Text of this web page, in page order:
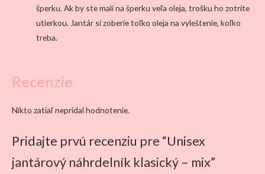
šperku. Ak by ste mali na šperku veľa oleja, trošku ho zotrite
utierkou. Jantár si zoberie toľko oleja na vyleštenie, koľko
treba.
Recenzie
Nikto zatiaľ nepridal hodnotenie.
Pridajte prvú recenziu pre “Unisex
jantárový náhrdelník klasický – mix”